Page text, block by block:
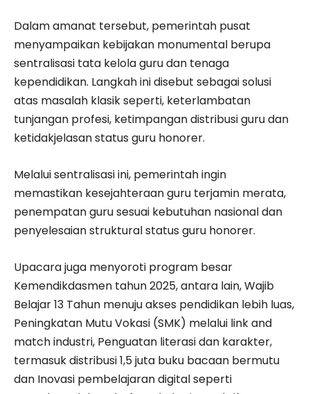
Dalam amanat tersebut, pemerintah pusat
menyampaikan kebijakan monumental berupa
sentralisasi tata kelola guru dan tenaga
kependidikan. Langkah ini disebut sebagai solusi
atas masalah klasik seperti, keterlambatan
tunjangan profesi, ketimpangan distribusi guru dan
ketidakjelasan status guru honorer.
Melalui sentralisasi ini, pemerintah ingin
memastikan kesejahteraan guru terjamin merata,
penempatan guru sesuai kebutuhan nasional dan
penyelesaian struktural status guru honorer.
Upacara juga menyoroti program besar
Kemendikdasmen tahun 2025, antara lain, Wajib
Belajar 13 Tahun menuju akses pendidikan lebih luas,
Peningkatan Mutu Vokasi (SMK) melalui link and
match industri, Penguatan literasi dan karakter,
termasuk distribusi 1,5 juta buku bacaan bermutu
dan Inovasi pembelajaran digital seperti